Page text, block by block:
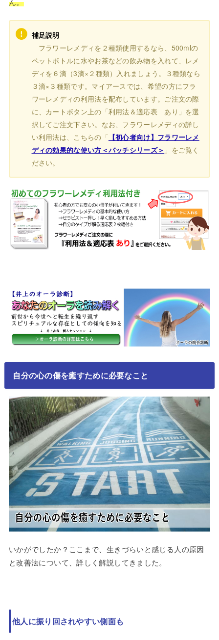
補足説明
フラワーレメディを２種類使用するなら、500mlの
ペットボトルに水やお茶などの飲み物を入れて、レメ
ディを６滴（3滴×２種類）入れましょう。３種類なら
３滴×３種類です。マイアースでは、希望の方にフラ
ワーレメディの利用法を配布しています。ご注文の際
に、カートボタン上の「利用法＆適応表 あり」を選
択してご注文下さい。なお、フラワーレメディの詳し
い利用法は、こちらの「 【初心者向け】フラワーレメ
ディの効果的な使い方＜バッチシリーズ＞ 」をご覧く
ださい。
自分の心の傷を癒すために必要なこと
いかがでしたか？ここまで、生きづらいと感じる人の原因
と改善法について、詳しく解説してきました。
他人に振り回されやすい側面も